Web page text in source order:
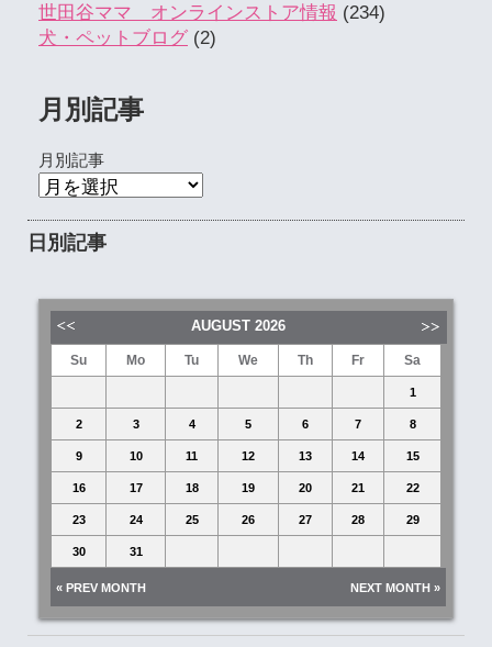
世田谷ママ オンラインストア情報 (234)
犬・ペットブログ (2)
月別記事
月別記事
日別記事
AUGUST 2026
Su Mo Tu We Th Fr Sa
1
2 3 4 5 6 7 8
9 10 11 12 13 14 15
16 17 18 19 20 21 22
23 24 25 26 27 28 29
30 31
« PREV MONTH NEXT MONTH »